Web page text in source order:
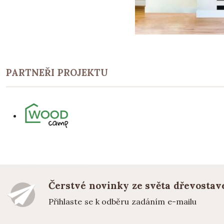
PARTNEŘI PROJEKTU
Čerstvé novinky ze světa
Přihlaste se k odběru zadáním e-mailu